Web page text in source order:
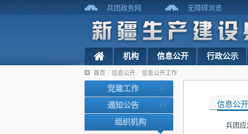
兵团政务网 无障碍浏览
机构 信息公开 行政公示
首页 / 信息公开 / 信息公开工作
党建工作
通知公告
组织机构
信息公
兵团